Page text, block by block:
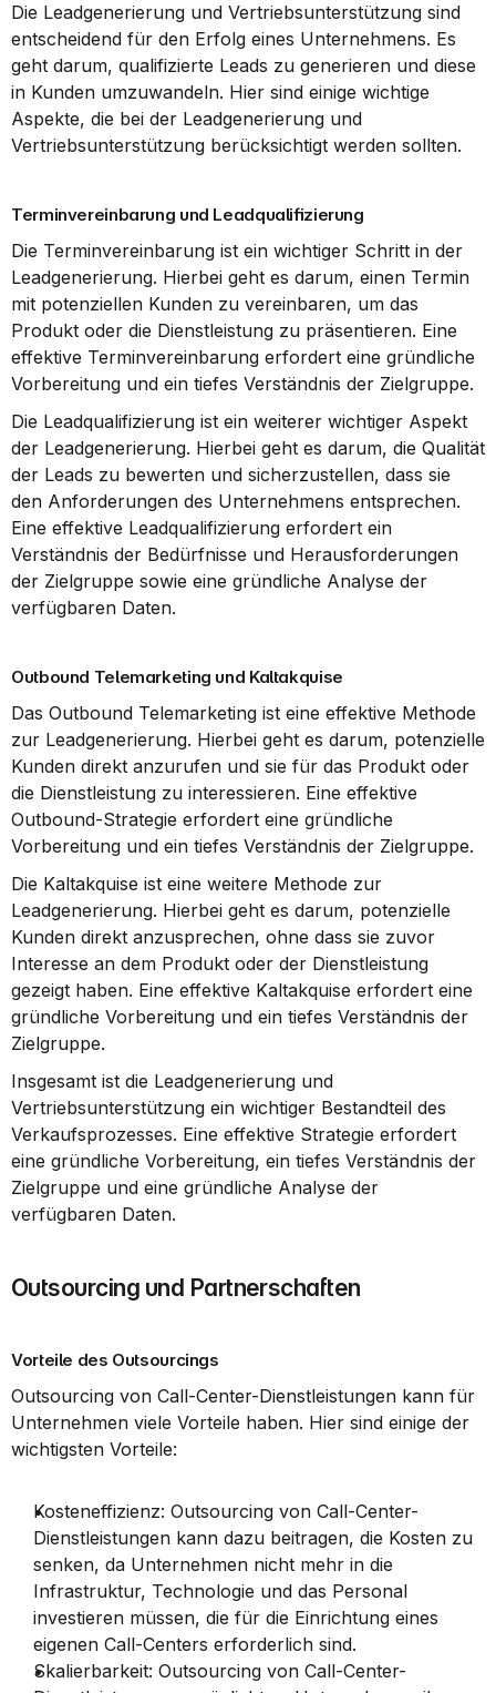
Die Leadgenerierung und Vertriebsunterstützung sind
entscheidend für den Erfolg eines Unternehmens. Es
geht darum, qualifizierte Leads zu generieren und diese
in Kunden umzuwandeln. Hier sind einige wichtige
Aspekte, die bei der Leadgenerierung und
Vertriebsunterstützung berücksichtigt werden sollten.
Terminvereinbarung und Leadqualifizierung
Die Terminvereinbarung ist ein wichtiger Schritt in der
Leadgenerierung. Hierbei geht es darum, einen Termin
mit potenziellen Kunden zu vereinbaren, um das
Produkt oder die Dienstleistung zu präsentieren. Eine
effektive Terminvereinbarung erfordert eine gründliche
Vorbereitung und ein tiefes Verständnis der Zielgruppe.
Die Leadqualifizierung ist ein weiterer wichtiger Aspekt
der Leadgenerierung. Hierbei geht es darum, die Qualität
der Leads zu bewerten und sicherzustellen, dass sie
den Anforderungen des Unternehmens entsprechen.
Eine effektive Leadqualifizierung erfordert ein
Verständnis der Bedürfnisse und Herausforderungen
der Zielgruppe sowie eine gründliche Analyse der
verfügbaren Daten.
Outbound Telemarketing und Kaltakquise
Das Outbound Telemarketing ist eine effektive Methode
zur Leadgenerierung. Hierbei geht es darum, potenzielle
Kunden direkt anzurufen und sie für das Produkt oder
die Dienstleistung zu interessieren. Eine effektive
Outbound-Strategie erfordert eine gründliche
Vorbereitung und ein tiefes Verständnis der Zielgruppe.
Die Kaltakquise ist eine weitere Methode zur
Leadgenerierung. Hierbei geht es darum, potenzielle
Kunden direkt anzusprechen, ohne dass sie zuvor
Interesse an dem Produkt oder der Dienstleistung
gezeigt haben. Eine effektive Kaltakquise erfordert eine
gründliche Vorbereitung und ein tiefes Verständnis der
Zielgruppe.
Insgesamt ist die Leadgenerierung und
Vertriebsunterstützung ein wichtiger Bestandteil des
Verkaufsprozesses. Eine effektive Strategie erfordert
eine gründliche Vorbereitung, ein tiefes Verständnis der
Zielgruppe und eine gründliche Analyse der
verfügbaren Daten.
Outsourcing und Partnerschaften
Vorteile des Outsourcings
Outsourcing von Call-Center-Dienstleistungen kann für
Unternehmen viele Vorteile haben. Hier sind einige der
wichtigsten Vorteile:
Kosteneffizienz: Outsourcing von Call-Center-
Dienstleistungen kann dazu beitragen, die Kosten zu
senken, da Unternehmen nicht mehr in die
Infrastruktur, Technologie und das Personal
investieren müssen, die für die Einrichtung eines
eigenen Call-Centers erforderlich sind.
Skalierbarkeit: Outsourcing von Call-Center-